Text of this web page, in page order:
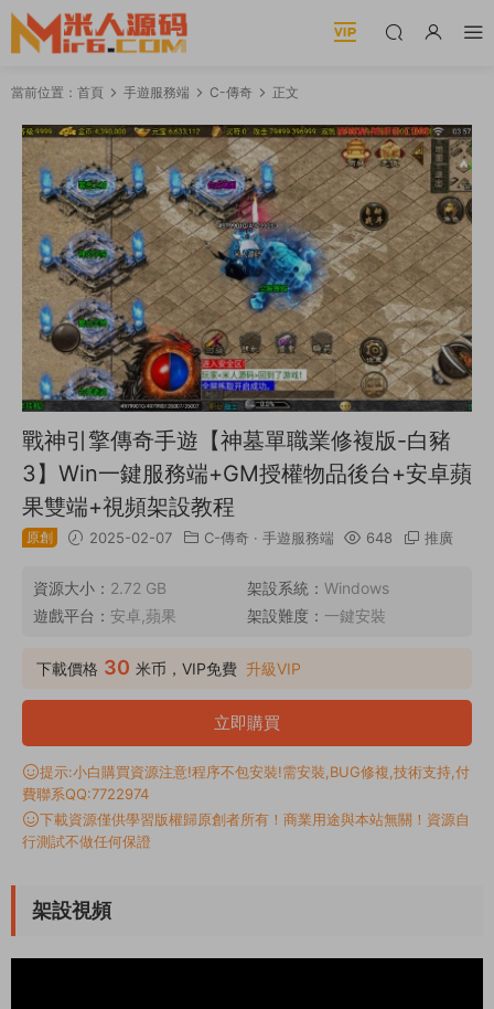
當前位置： 首頁 手遊服務端 C-傳奇 正文
戰神引擎傳奇手遊【神墓單職業修複版-白豬
3】Win一鍵服務端+GM授權物品後台+安卓蘋
果雙端+視頻架設教程
原創 2025-02-07 C-傳奇 · 手遊服務端 648 推廣
資源大小： 2.72 GB 架設系統： Windows
遊戲平台： 安卓,蘋果 架設難度： 一鍵安裝
下載價格 30 米币，VIP免費 升級VIP
立即購買
提示:小白購買資源注意!程序不包安裝!需安裝,BUG修複,技術支持,付
費聯系QQ:7722974
下載資源僅供學習版權歸原創者所有！商業用途與本站無關！資源自
行測試不做任何保證
架設視頻